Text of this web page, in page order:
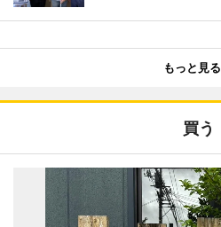
もっと見る
買う